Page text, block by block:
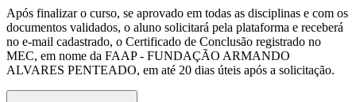
Após finalizar o curso, se aprovado em todas as disciplinas e com os
documentos validados, o aluno solicitará pela plataforma e receberá
no e-mail cadastrado, o Certificado de Conclusão registrado no
MEC, em nome da FAAP - FUNDAÇÃO ARMANDO
ALVARES PENTEADO, em até 20 dias úteis após a solicitação.